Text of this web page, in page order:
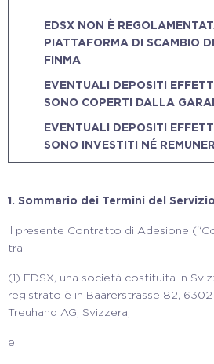
EDSX NON È
PIATTAFORMA DI SCAMBIO
FINMA
EVENTUALI DEPOSITI
SONO COPERTI DALLA
EVENTUALI DEPOSITI
SONO INVESTITI NÉ
1. Sommario dei Termini del Servizio
Il presente Contratto di Adesione
tra:
(1) EDSX, una società costituita in
registrato è in Baarerstrasse 82,
Treuhand AG, Svizzera;
e